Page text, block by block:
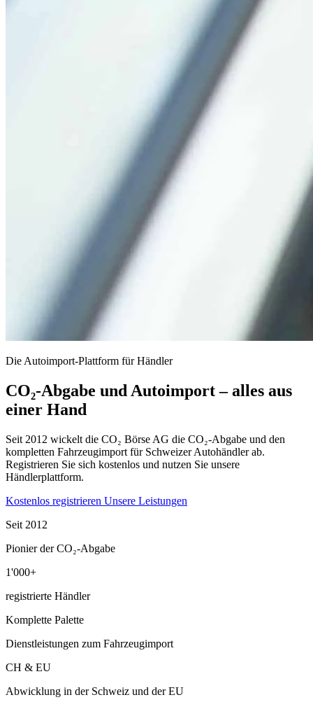
Die Autoimport-Plattform für Händler
CO₂-Abgabe und Autoimport – alles aus
einer Hand
Seit 2012 wickelt die CO₂ Börse AG die CO₂-Abgabe und den
kompletten Fahrzeugimport für Schweizer Autohändler ab.
Registrieren Sie sich kostenlos und nutzen Sie unsere
Händlerplattform.
Kostenlos registrieren Unsere Leistungen
Seit 2012
Pionier der CO₂-Abgabe
1'000+
registrierte Händler
Komplette Palette
Dienstleistungen zum Fahrzeugimport
CH & EU
Abwicklung in der Schweiz und der EU